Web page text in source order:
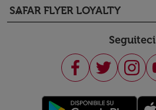
SAFAR FLYER LOYALTY
keyboard_arrow_down
Seguiteci